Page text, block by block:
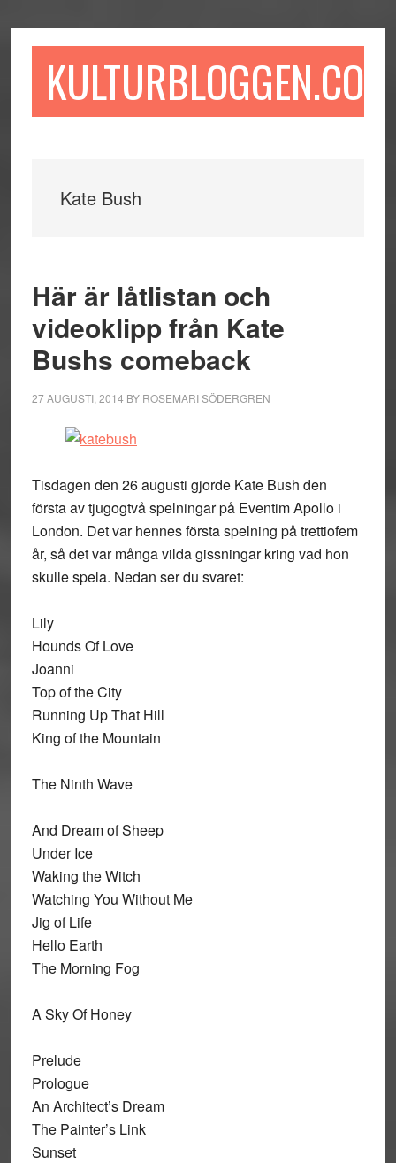
till
till
sidofältet
till
KULTURBLOGGEN.COM
Kate Bush
Här är låtlistan och
videoklipp från Kate
Bushs comeback
27 AUGUSTI, 2014 BY ROSEMARI SÖDERGREN
Tisdagen den 26 augusti gjorde Kate Bush den
första av tjugogtvå spelningar på Eventim Apollo i
London. Det var hennes första spelning på trettiofem
år, så det var många vilda gissningar kring vad hon
skulle spela. Nedan ser du svaret:
Lily
Hounds Of Love
Joanni
Top of the City
Running Up That Hill
King of the Mountain
The Ninth Wave
And Dream of Sheep
Under Ice
Waking the Witch
Watching You Without Me
Jig of Life
Hello Earth
The Morning Fog
A Sky Of Honey
Prelude
Prologue
An Architect’s Dream
The Painter’s Link
Sunset